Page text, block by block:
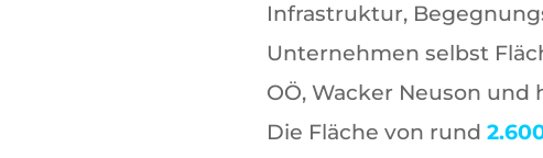
Infrastruktur,
Unternehmen selbst
OÖ, Wacker Neuson
Die Fläche von rund